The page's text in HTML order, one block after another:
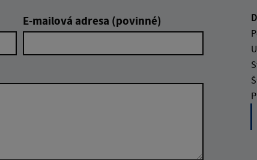
E-mailová adresa (povinné)